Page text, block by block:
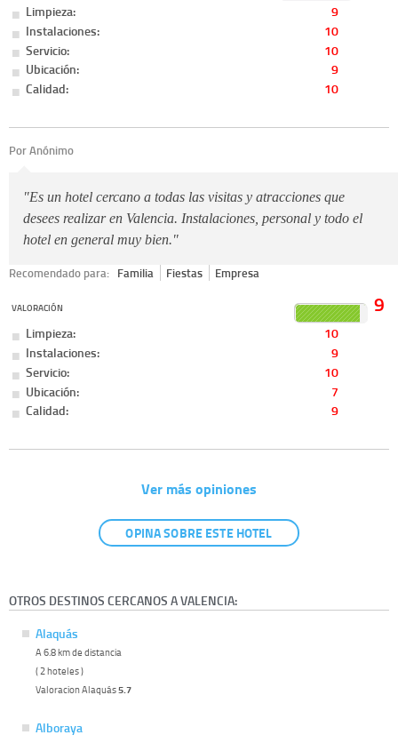
Limpieza:
9
Instalaciones:
10
Servicio:
10
Ubicación:
9
Calidad:
10
Por Anónimo
"Es un hotel cercano a todas las visitas y atracciones que
desees realizar en Valencia. Instalaciones, personal y todo el
hotel en general muy bien."
Recomendado para: Familia Fiestas Empresa
VALORACIÓN 9
Limpieza:
10
Instalaciones:
9
Servicio:
10
Ubicación:
7
Calidad:
9
Ver más opiniones
OPINA SOBRE ESTE HOTEL
OTROS DESTINOS CERCANOS A VALENCIA:
Alaquás
A 6.8 km de distancia
( 2 hoteles )
Valoracion Alaquás5.7
Alboraya